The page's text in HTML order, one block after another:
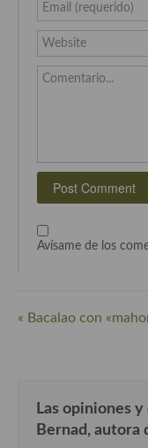
Cocina Castilla – La
Cocina Catalana
Cocina Extremeña
Cocina Murciana
Cocina Vasca
Cocina Austriaca
Email (requerido)
Website
Comentario...
Avísame de los
« Bacalao con
Las opiniones
Bernad, autora